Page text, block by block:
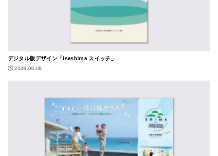
デジタル版デザイン「iseshima スイッチ」
2026.06.08